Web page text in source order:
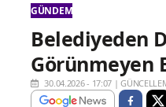
GÜNDEM
Belediyeden
Görünmeyen
30.04.2026 - 17:07 |